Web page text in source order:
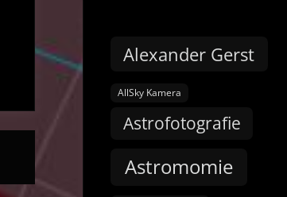
Alexander Gerst
AllSky Kamera
Astrofotografie
Astromomie